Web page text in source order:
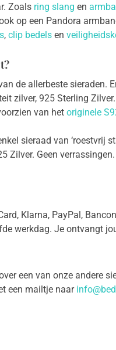
Zoals ring slang en
op een Pandora
, clip bedelsen
de allerbeste sieraden.
zilver, 925 Sterling
van het originele
sieraad van ‘roestvrij
Geen
Klarna, PayPal,
werkdag. Je ontvangt
een van onze andere
een mailtje naar